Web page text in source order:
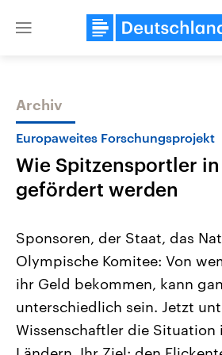
Close
Themen
Landtagswahl Sachsen-Anhalt
2026
Alle Informationen
Sachsen-Anhalt wählt am 6.
September 2026 einen neuen
Landtag. Seit 2021 wird das
Bundesland von einer Koalition aus
Archiv
Europaweites Forschungsprojekt
Wie Spitzensportler in
gefördert werden
Sponsoren, der Staat, das
Olympische Komitee: Von
ihr Geld bekommen, kann
unterschiedlich sein. Jetzt
Wissenschaftler die Situation